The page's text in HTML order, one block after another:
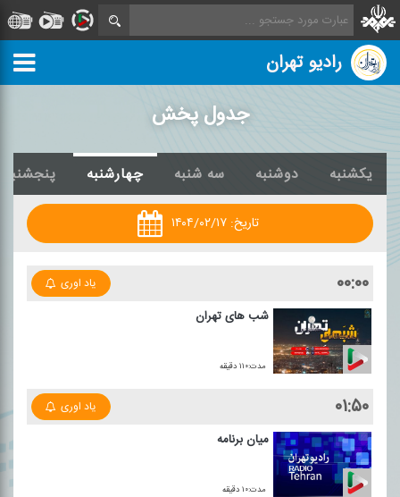
رادیو تهران
جدول پخش
یکشنبه دوشنبه سه شنبه چهارشنبه پنجشنبه
تاریخ: ۱۴۰۴/۰۲/۱۷
۰۰:۰۰ یاد اوری
شب های تهران
مدت:۱۱۰ دقیقه
۰۱:۵۰ یاد اوری
میان برنامه
مدت:۱۰ دقیقه